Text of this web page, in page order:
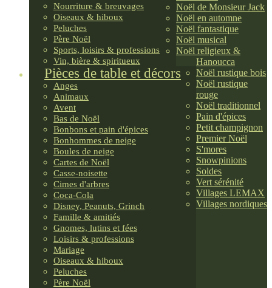
Nourriture & breuvages
Oiseaux & hiboux
Peluches
Père Noël
Sports, loisirs & professions
Vin, bière & spiritueux
Pièces de table et décors
Anges
Animaux
Avent
Bas de Noël
Bonbons et pain d'épices
Bonhommes de neige
Boules de neige
Cartes de Noël
Casse-noisette
Cimes d'arbres
Coca-Cola
Disney, Peanuts, Grinch
Famille & amitiés
Gnomes, lutins et fées
Loisirs & professions
Mariage
Oiseaux & hiboux
Peluches
Père Noël
Noël de Monsieur Jack
Noël en automne
Noël fantastique
Noël musical
Noël religieux &
Hanoucca
Noël rustique bois
Noël rustique
rouge
Noël traditionnel
Pain d'épices
Petit champignon
Premier Noël
S'mores
Snowpinions
Soldes
Vert sérénité
Villages LEMAX
Villages nordiques